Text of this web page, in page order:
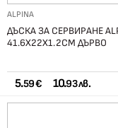
ALPINA
ДЪСКА ЗА СЕРВИРАНЕ
41.6X22Х1.2CM ДЪРВО
5.59 € 10.93 лв.